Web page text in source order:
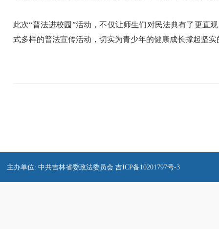
此次“普法进校园”活动，不仅让师生们对民法典有了更直
式多样的普法宣传活动，切实为青少年的健康成长撑起坚
主办单位: 中共吉林省委政法委员会 吉ICP备10201797号-3